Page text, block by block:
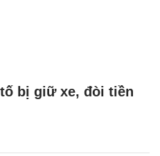
bị giữ xe, đòi tiền